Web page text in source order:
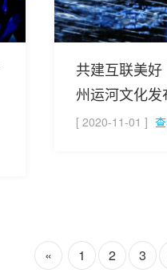
共建互联美
州运河文化
[ 2020-11-01 ]
« 1 2 3